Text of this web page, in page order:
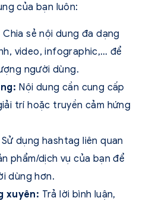
của bạn luôn:
Chia sẻ nội dung đa dạng
video, infographic,… để
người dùng.
Nội dung cần cung cấp
trí hoặc truyền cảm hứng
Sử dụng hashtag liên quan
phẩm/dịch vụ của bạn để
dùng hơn.
xuyên: Trả lời bình luận,